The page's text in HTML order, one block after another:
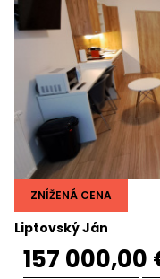
Liptovský Ján
ZNÍŽENÁ CENA
157 000,00